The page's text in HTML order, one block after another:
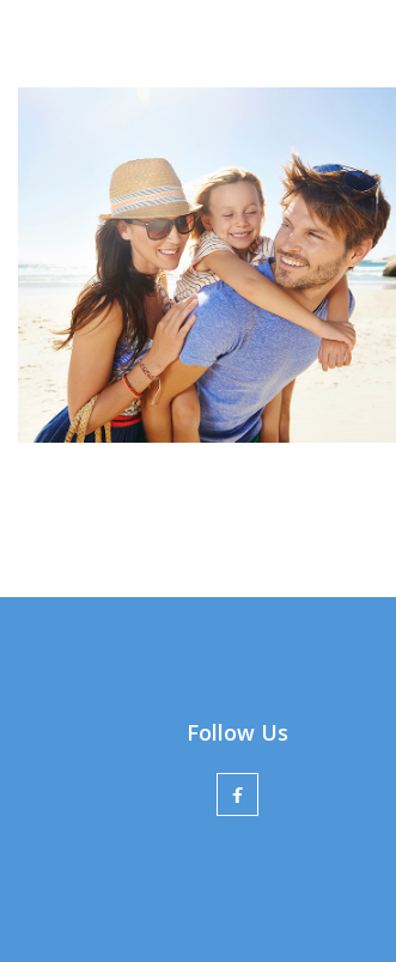
Follow Us
